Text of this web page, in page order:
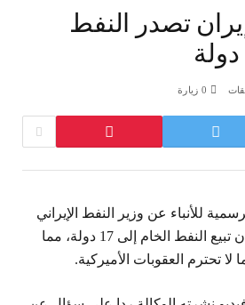
تصدر النفط
0 زيارة
للأنباء عن وزير النفط الإيراني
جواد أوجي قوله إن إيران تبيع النفط الخام إلى 17 دولة، مما
تحترم العقوبات الأميركية.